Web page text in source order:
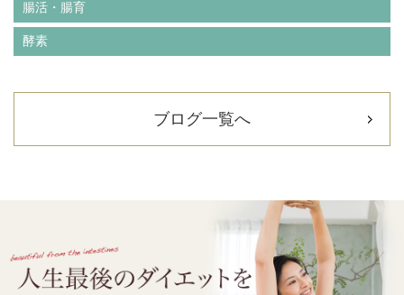
腸活・腸育
酵素
ブログ一覧へ